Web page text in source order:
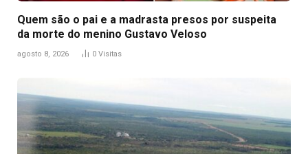
Quem são o pai e a madrasta presos por suspeita
da morte do menino Gustavo Veloso
agosto 8, 2026 0 Visitas